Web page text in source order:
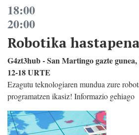
18:00
20:00
Robotika hastapena
G4zt3hub - San Martingo gazte
12-18 URTE
Ezagutu teknologiaren mundua zure
programatzen ikasiz! Informazio gehiago